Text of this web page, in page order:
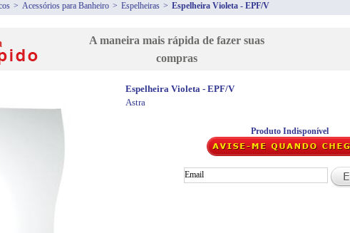
> Acessórios para Banheiro > Espelheiras > Espelheira Violeta - EPF/V
A maneira mais rápida de fazer suas
compras
Espelheira Violeta - EPF/V
Astra
Produto Indisponível